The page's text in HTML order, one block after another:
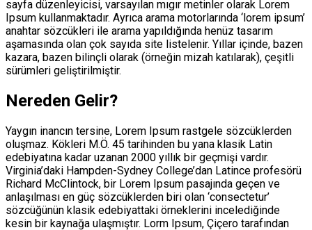
sayfa düzenleyicisi, varsayılan mıgır metinler olarak Lorem
Ipsum kullanmaktadır. Ayrıca arama motorlarında ‘lorem ipsum’
anahtar sözcükleri ile arama yapıldığında henüz tasarım
aşamasında olan çok sayıda site listelenir. Yıllar içinde, bazen
kazara, bazen bilinçli olarak (örneğin mizah katılarak), çeşitli
sürümleri geliştirilmiştir.
Nereden Gelir?
Yaygın inancın tersine, Lorem Ipsum rastgele sözcüklerden
oluşmaz. Kökleri M.Ö. 45 tarihinden bu yana klasik Latin
edebiyatına kadar uzanan 2000 yıllık bir geçmişi vardır.
Virginia’daki Hampden-Sydney College’dan Latince profesörü
Richard McClintock, bir Lorem Ipsum pasajında geçen ve
anlaşılması en güç sözcüklerden biri olan ‘consectetur’
sözcüğünün klasik edebiyattaki örneklerini incelediğinde
kesin bir kaynağa ulaşmıştır. Lorm Ipsum, Çiçero tarafından